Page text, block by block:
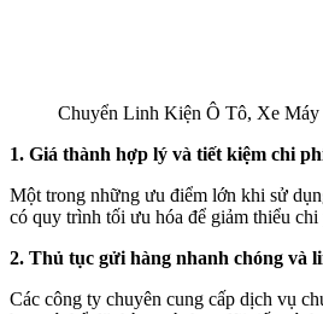
Chuyển Linh Kiện Ô Tô, Xe
1. Giá thành hợp lý và tiết kiệm chi
Một trong những ưu điểm lớn khi sử
có quy trình tối ưu hóa để giảm thiểu
2. Thủ tục gửi hàng nhanh chóng và
Các công ty chuyên cung cấp dịch vụ